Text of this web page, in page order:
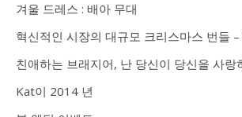
겨울 드레스 : 배아 무대
혁신적인 시장의 대규모 크리스마스 번들
친애하는 브래지어, 난 당신이 당신을 사랑
Kat이 2014 년